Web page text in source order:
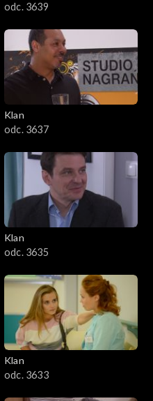
odc. 3639
Klan
odc. 3637
Klan
odc. 3635
Klan
odc. 3633